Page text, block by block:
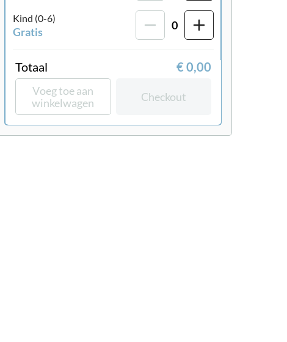
Kind (0-6)
Gratis 0
Totaal € 0,00
Voeg toe aan
winkelwagen
Checkout